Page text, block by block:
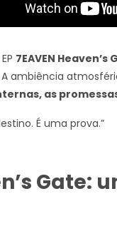
7EAVEN Heaven’s
A ambiência
as
É uma prova.”
Gate: